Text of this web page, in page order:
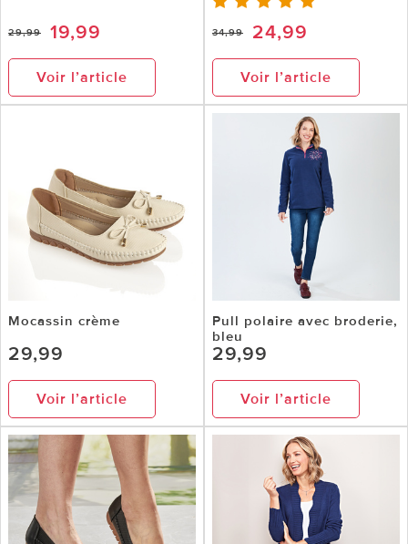
29,99 19,99
Voir l’article
34,99 24,99
Voir l’article
Mocassin crème
29,99
Voir l’article
Pull polaire avec broderie,
bleu
29,99
Voir l’article